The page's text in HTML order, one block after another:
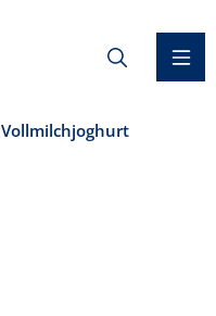
Vollmilchjoghurt